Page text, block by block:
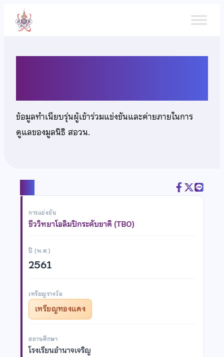
เนื้อหา
ข้อมูลทำเนียบรุ่นผู้เข้าร่วมแข่งขันและค่ายภายในการ
ดูแลของมูลนิธิ สอวน.
การแข่งขัน
ชีววิทยาโอลิมปิกระดับชาติ (TBO)
ปี (พ.ศ.)
2561
เหรียญรางวัล
เหรียญทองแดง
สถานศึกษา
โรงเรียนอำนาจเจริญ